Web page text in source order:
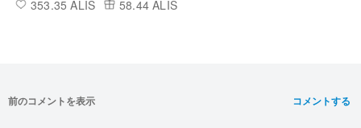
353.35 ALIS 58.44 ALIS
コメントする
前のコメントを表示